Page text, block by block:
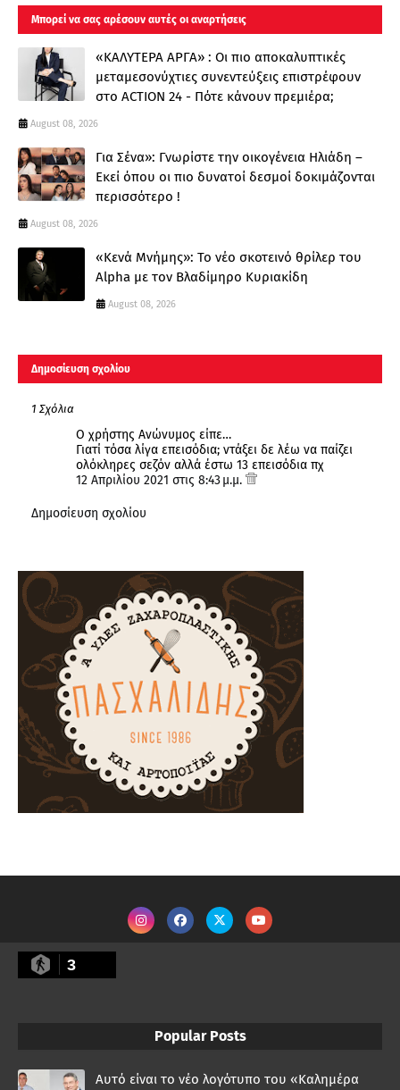
Μπορεί να σας αρέσουν αυτές οι αναρτήσεις
«ΚΑΛΥΤΕΡΑ ΑΡΓΑ» : Oι πιο αποκαλυπτικές
μεταμεσονύχτιες συνεντεύξεις επιστρέφουν
στο ACTION 24 - Πότε κάνουν πρεμιέρα;
August 08, 2026
Για Σένα»: Γνωρίστε την οικογένεια Ηλιάδη –
Εκεί όπου οι πιο δυνατοί δεσμοί δοκιμάζονται
περισσότερο !
August 08, 2026
«Κενά Μνήμης»: Το νέο σκοτεινό θρίλερ του
Alpha με τον Βλαδίμηρο Κυριακίδη
August 08, 2026
Δημοσίευση σχολίου
1 Σχόλια
Ο χρήστης Ανώνυμος είπε…
Γιατί τόσα λίγα επεισόδια; ντάξει δε λέω να παίζει
ολόκληρες σεζόν αλλά έστω 13 επεισόδια πχ
12 Απριλίου 2021 στις 8:43 μ.μ.
Δημοσίευση σχολίου
3
Popular Posts
Αυτό είναι το νέο λογότυπο του «Καλημέρα